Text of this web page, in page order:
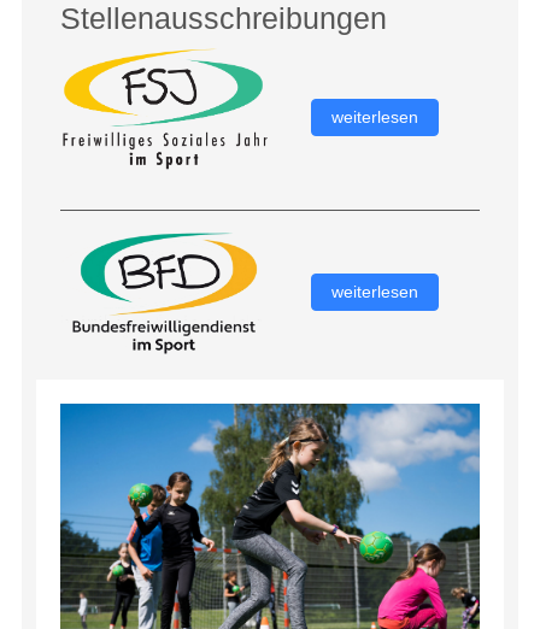
Stellenausschreibungen
weiterlesen
weiterlesen